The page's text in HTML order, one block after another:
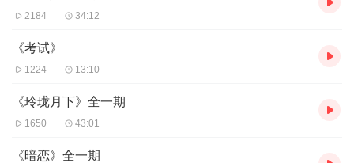
2184 34:12
《考试》
1224 13:10
《玲珑月下》全一期
1650 43:01
《暗恋》全一期